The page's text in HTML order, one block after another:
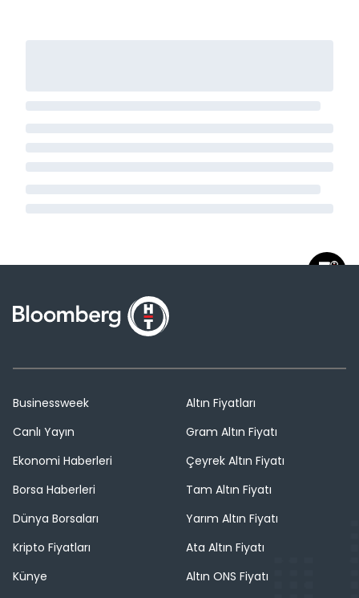
Businessweek
Canlı Yayın
Ekonomi Haberleri
Borsa Haberleri
Dünya Borsaları
Kripto Fiyatları
Künye
Altın Fiyatları
Gram Altın Fiyatı
Çeyrek Altın Fiyatı
Tam Altın Fiyatı
Yarım Altın Fiyatı
Ata Altın Fiyatı
Altın ONS Fiyatı